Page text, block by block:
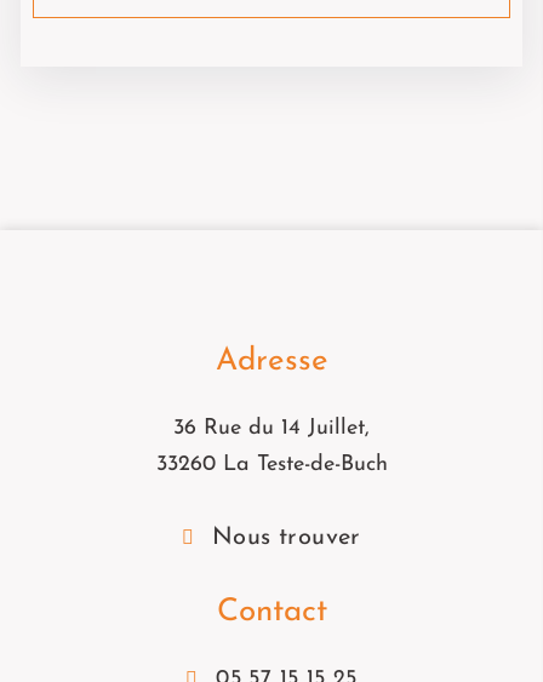
Adresse
36 Rue du 14 Juillet,
33260 La Teste-de-Buch
Nous trouver
Contact